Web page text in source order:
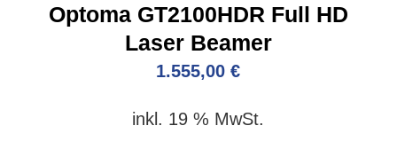
Optoma GT2100HDR Full HD
Laser Beamer
1.555,00€
inkl. 19 % MwSt.